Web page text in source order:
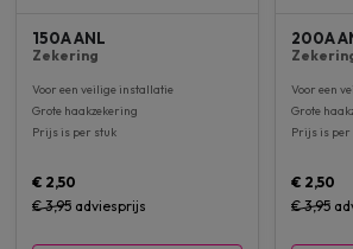
150A ANL
Zekering
Voor een veilige installatie
Grote haakzekering
Prijs is per stuk
€ 2,50
€ 3,95 adviesprijs
200A
Voor een
Grote
Prijs is per
€ 2,50
€ 3,95